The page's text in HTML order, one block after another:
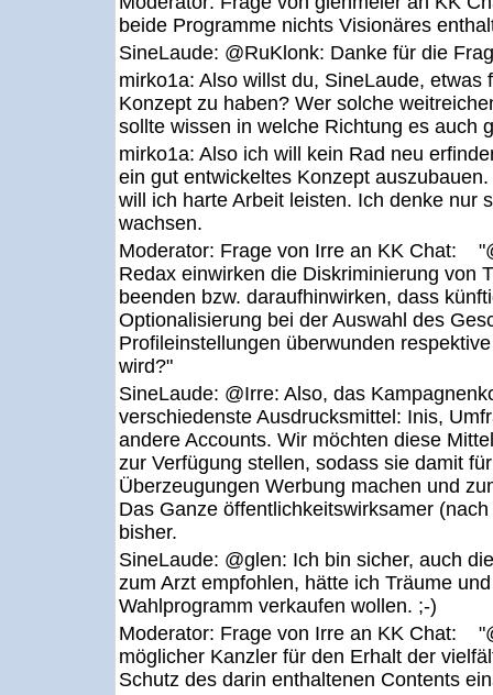
beide Programme nichts Visionäres
SineLaude: @RuKlonk: Danke für die
mirko1a: Also willst du, SineLaude, etwas
Konzept zu haben? Wer solche
sollte wissen in welche Richtung es auch
mirko1a: Also ich will kein Rad neu
ein gut entwickeltes Konzept
will ich harte Arbeit leisten. Ich denke nur
wachsen.
Moderator: Frage von Irre an KK Chat:
Redax einwirken die Diskriminierung von
beenden bzw. daraufhinwirken, dass
Optionalisierung bei der Auswahl des
Profileinstellungen überwunden
wird?"
SineLaude: @Irre: Also, das
verschiedenste Ausdrucksmittel: Inis,
andere Accounts. Wir möchten diese
zur Verfügung stellen, sodass sie damit
Überzeugungen Werbung machen und
Das Ganze öffentlichkeitswirksamer
bisher.
SineLaude: @glen: Ich bin sicher, auch
zum Arzt empfohlen, hätte ich Träume
Wahlprogramm verkaufen wollen. ;-)
Moderator: Frage von Irre an KK Chat:
möglicher Kanzler für den Erhalt der
Schutz des darin enthaltenen Contents